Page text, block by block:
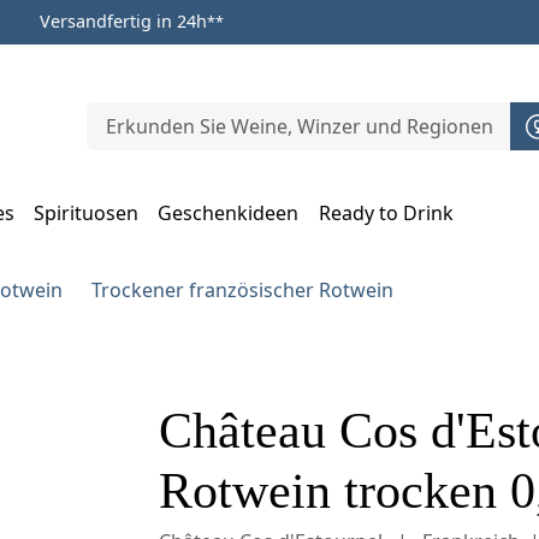
Versandfertig in 24h**
Spirituosen Geschenkideen
Ready to Drink
Trockener französischer Rotwein
Château Cos
Rotwein trocken